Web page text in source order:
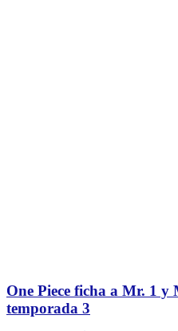
One Piece ficha a Mr. 1
temporada 3